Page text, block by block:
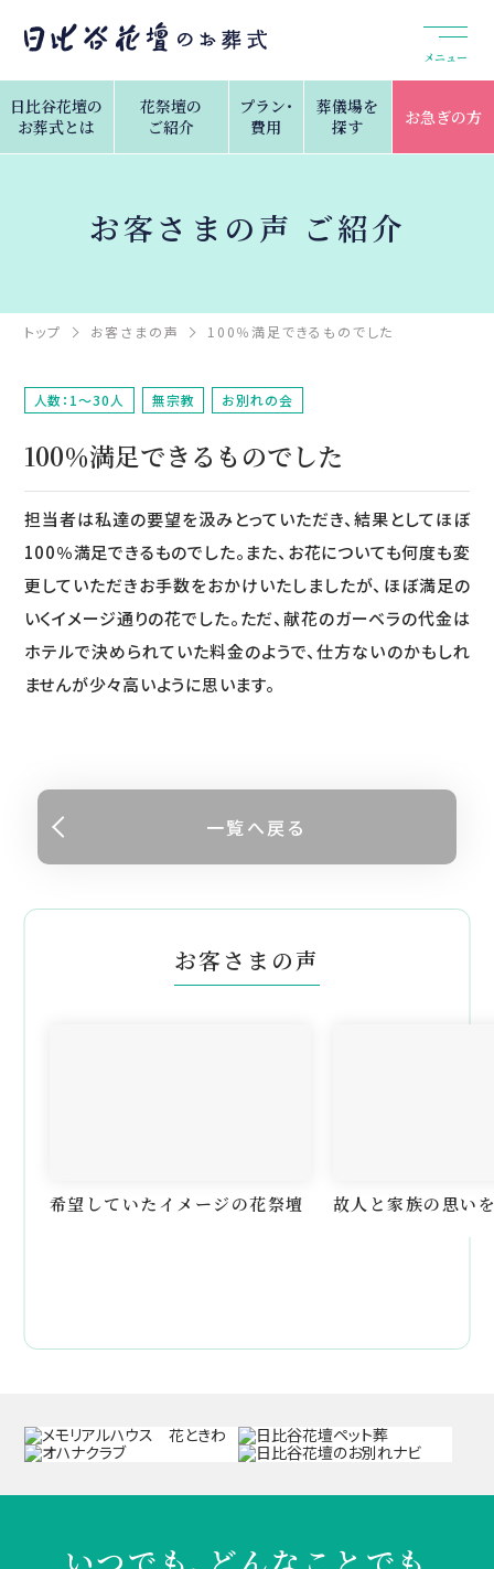
メニュー
日比谷花壇の
お葬式とは
花祭壇の
ご紹介
プラン・
費用
葬儀場を
探す
お急ぎの方
お客さまの声 ご紹介
トップ お客さまの声 100％満足できるものでした
人数：1～30人 無宗教 お別れの会
100％満足できるものでした
担当者は私達の要望を汲みとっていただき、結果としてほぼ
100％満足できるものでした。また、お花についても何度も変
更していただきお手数をおかけいたしましたが、ほぼ満足の
いくイメージ通りの花でした。ただ、献花のガーベラの代金は
ホテルで決められていた料金のようで、仕方ないのかもしれ
ませんが少々高いように思います。
一覧へ戻る
お客さまの声
希望していたイメージの花祭壇 故人と家族の思い